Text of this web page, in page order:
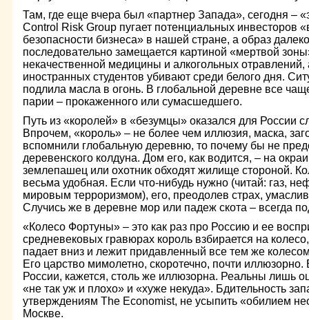
Там, где еще вчера был «партнер Запада», сегодня –
Control Risk Group пугает потенциальных инвесторов
безопасности бизнеса» в нашей стране, а образ
последовательно замещается картиной «мертвой
некачественной медицины и алкогольных
иностранных студентов убивают среди белого дня.
подлила масла в огонь. В глобальной деревне все
парии – прокаженного или сумасшедшего.
Путь из «королей» в «безумцы» оказался для России
Впрочем, «король» – не более чем иллюзия, маска,
вспомнили глобальную деревню, то почему бы не
деревенского колдуна. Дом его, как водится, – на
землепашец или охотник обходят жилище стороной.
весьма удобная. Если что-нибудь нужно (читай: газ,
мировым терроризмом), его, преодолев страх,
Случись же в деревне мор или падеж скота – всегда
«Колесо Фортуны» – это как раз про Россию и ее
средневековых гравюрах король взбирается на
падает вниз и лежит придавленный все тем же
Его царство мимолетно, скоротечно, почти иллюзорно.
России, кажется, столь же иллюзорна. Реальны лишь
«не так уж и плохо» и «хуже некуда». Бдительность
утверждениям The Economist, не усыпить «обилием
Москве.